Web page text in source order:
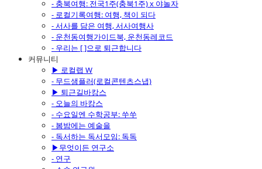
- 충북여행: 전국1주(충북1주) x 야놀자
- 로컬기록여행: 여행, 책이 되다
- 서사를 담은 여행, 서사여행사
- 운천동여행가이드북, 운천동레코드
- 우리는 [ ]으로 퇴근합니다
커뮤니티
▶ 로컬랩 W
- 무드샘플러(로컬콘텐츠스냅)
▶ 퇴근길바캉스
- 오늘의 바캉스
- 수요일엔 수학공부: 쑤쑤
- 봄밤에는 예술을
- 독서하는 독서모임: 독독
▶무엇이든 연구소
- 연구